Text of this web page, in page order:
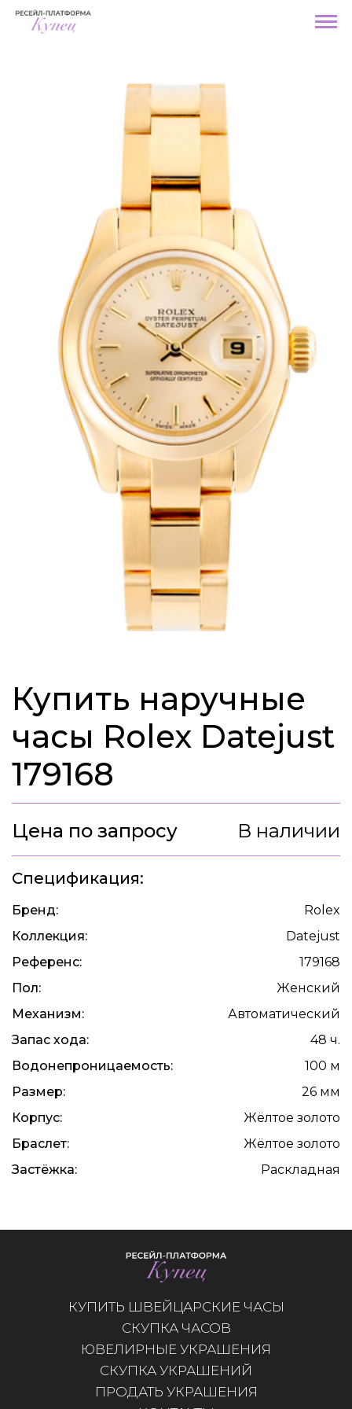
Купить наручные
часы Rolex Datejust
179168
Цена по запросу В наличии
Спецификация:
Бренд:
Rolex
Коллекция:
Datejust
Референс:
179168
Пол:
Женский
Механизм:
Автоматический
Запас хода:
48 ч.
Водонепроницаемость:
100 м
Размер:
26 мм
Корпус:
Жёлтое золото
Браслет:
Жёлтое золото
Застёжка:
Раскладная
КУПИТЬ ШВЕЙЦАРСКИЕ ЧАСЫ
СКУПКА ЧАСОВ
ЮВЕЛИРНЫЕ УКРАШЕНИЯ
СКУПКА УКРАШЕНИЙ
ПРОДАТЬ УКРАШЕНИЯ